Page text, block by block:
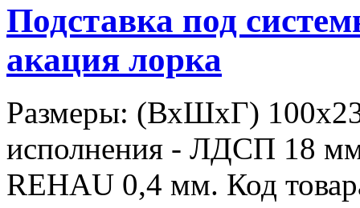
Подставка под
акация лорка
Размеры: (ВхШхГ)
исполнения - ЛДСП 18
REHAU 0,4 мм. Код